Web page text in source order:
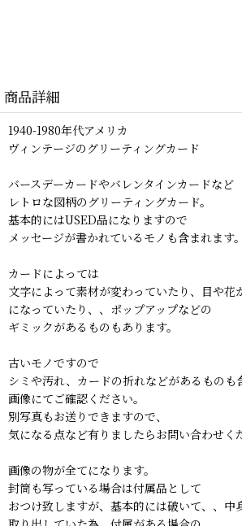
商品詳細
1940-1980年代アメリカ
ヴィンテージのグリーティングカード
バースデーカードやバレンタインカードなど
レトロな図柄のグリーティングカード。
基本的にはUSED品になりますので
メッセージが書かれているモノも含まれます。
カードによっては
文字によって素材が変わっていたり、目や花
になっていたり、、ポップアップなどの
ギミックがあるものもあります。
古いモノですので
シミや汚れ、カードの折れなどがあるものも
画像にてご確認ください。
別写真もお送りできますので、
気になる点など有りましたらお問い合わせく
画像の物が全てになります。
封筒も写っている場合は付属品として
おつけ致しますが、基本的には破いて、、中